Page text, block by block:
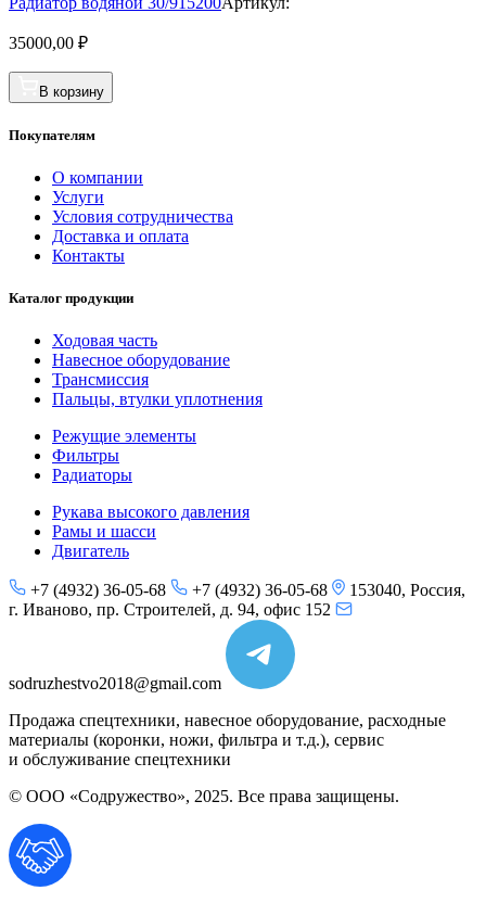
35000,00 ₽
В корзину
Покупателям
О компании
Услуги
Условия сотрудничества
Доставка и оплата
Контакты
Каталог продукции
Ходовая часть
Навесное оборудование
Трансмиссия
Пальцы, втулки уплотнения
Режущие элементы
Фильтры
Радиаторы
Рукава высокого давления
Рамы и шасси
Двигатель
+7 (4932) 36-05-68 +7 (4932) 36-05-68
153040, Россия,
г. Иваново, пр. Строителей, д. 94, офис 152
sodruzhestvo2018@gmail.com
Продажа спецтехники, навесное оборудование, расходные
материалы (коронки, ножи, фильтра и т.д.), сервис
и обслуживание спецтехники
© ООО «Содружество», 2025. Все права защищены.